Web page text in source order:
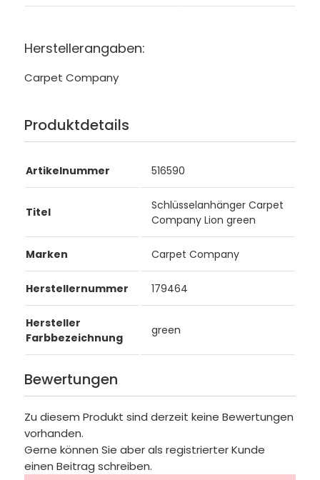
Herstellerangaben:
Carpet Company
Produktdetails
Artikelnummer 516590
Titel
Schlüsselanhänger Carpet
Company Lion green
Marken Carpet Company
Herstellernummer 179464
Hersteller
Farbbezeichnung
green
Bewertungen
Zu diesem Produkt sind derzeit keine Bewertungen
vorhanden.
Gerne können Sie aber als registrierter Kunde
einen Beitrag schreiben.